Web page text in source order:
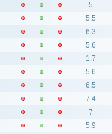
5
5.5
6.3
5.6
1.7
5.6
6.5
7.4
7
5.9